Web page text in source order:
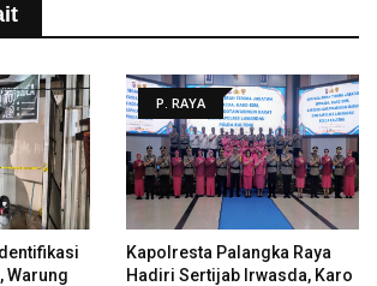
Warung
P. RAYA
Kapolresta Palangka Raya
Hadiri Sertijab Irwasda, Karo